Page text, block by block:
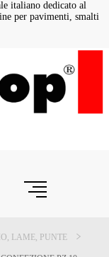
italiano dedicato al
per pavimenti, smalti
LAME, PUNTE